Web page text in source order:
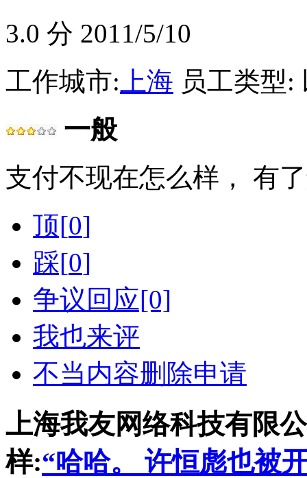
3.0 分 2011/5/10
工作城市: 上海 员工类型:
一般
支付不现在怎么样， 有
顶[0]
踩[0]
争议回应[0]
我也来评
不当内容删除申请
上海我友网络科技有限
样:“哈哈。 许恒彪也被